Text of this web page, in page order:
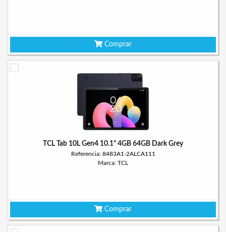
Comprar
TCL Tab 10L Gen4 10.1" 4GB 64GB Dark Grey
Referencia: 8483A1-2ALCA111
Marca: TCL
Comprar